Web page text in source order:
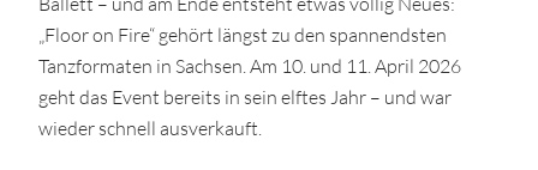
„Floor on Fire“ gehört längst zu den spannendsten
Tanzformaten in Sachsen. Am 10. und 11. April 2026
geht das Event bereits in sein elftes Jahr – und war
wieder schnell ausverkauft.